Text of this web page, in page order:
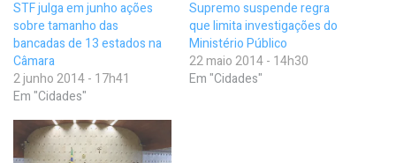
STF julga em junho ações
sobre tamanho das
bancadas de 13 estados na
Câmara
2 junho 2014 - 17h41
Em "Cidades"
Supremo suspende regra
que limita investigações do
Ministério Público
22 maio 2014 - 14h30
Em "Cidades"